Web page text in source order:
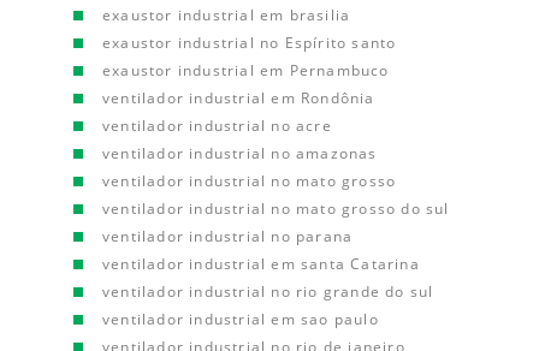
exaustor industrial em brasilia
exaustor industrial no Espírito santo
exaustor industrial em Pernambuco
ventilador industrial em Rondônia
ventilador industrial no acre
ventilador industrial no amazonas
ventilador industrial no mato grosso
ventilador industrial no mato grosso do sul
ventilador industrial no parana
ventilador industrial em santa Catarina
ventilador industrial no rio grande do sul
ventilador industrial em sao paulo
ventilador industrial no rio de janeiro